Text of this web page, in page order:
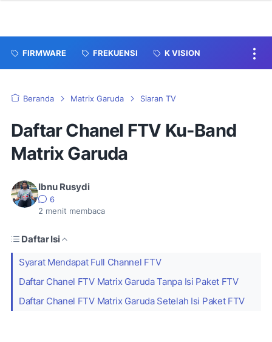
FIRMWARE FREKUENSI K VISION
Beranda Matrix Garuda Siaran TV
Daftar Chanel FTV Ku-Band
Matrix Garuda
Ibnu Rusydi
6
2 menit membaca
Daftar Isi
Syarat Mendapat Full Channel FTV
Daftar Chanel FTV Matrix Garuda Tanpa Isi Paket FTV
Daftar Chanel FTV Matrix Garuda Setelah Isi Paket FTV